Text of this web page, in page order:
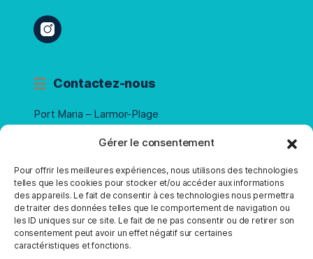
Gérer le consentement
Pour offrir les meilleures expériences, nous utilisons des technologies
telles que les cookies pour stocker et/ou accéder aux informations
des appareils. Le fait de consentir à ces technologies nous permettra
de traiter des données telles que le comportement de navigation ou
les ID uniques sur ce site. Le fait de ne pas consentir ou de retirer son
consentement peut avoir un effet négatif sur certaines
caractéristiques et fonctions.
Contactez-nous
Port Maria – Larmor-Plage
07 68 68 38 50
Ouverture
Du 21 avril au 1er septembre